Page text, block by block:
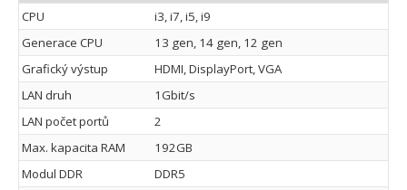
CPU
i3, i7, i5, i9
Generace CPU
13 gen, 14 gen, 12 gen
Grafický výstup
HDMI, DisplayPort, VGA
LAN druh
1Gbit/s
LAN počet portů
2
Max. kapacita RAM
192GB
Modul DDR
DDR5